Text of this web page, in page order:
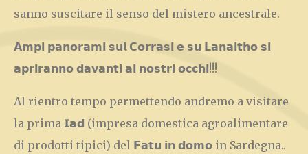
sanno suscitare il senso del mistero ancestrale.
𝗔𝗺𝗽𝗶 𝗽𝗮𝗻𝗼𝗿𝗮𝗺𝗶 𝘀𝘂𝗹 𝗖𝗼𝗿𝗿𝗮𝘀𝗶 𝗲 𝘀𝘂 𝗟𝗮𝗻𝗮𝗶𝘁𝗵𝗼 𝘀𝗶
𝗮𝗽𝗿𝗶𝗿𝗮𝗻𝗻𝗼 𝗱𝗮𝘃𝗮𝗻𝘁𝗶 𝗮𝗶 𝗻𝗼𝘀𝘁𝗿𝗶 𝗼𝗰𝗰𝗵𝗶!!!
Al rientro tempo permettendo andremo a visitare
la prima 𝗜𝗮𝗱 (impresa domestica agroalimentare
di prodotti tipici) del 𝗙𝗮𝘁𝘂 𝗶𝗻 𝗱𝗼𝗺𝗼 in Sardegna..